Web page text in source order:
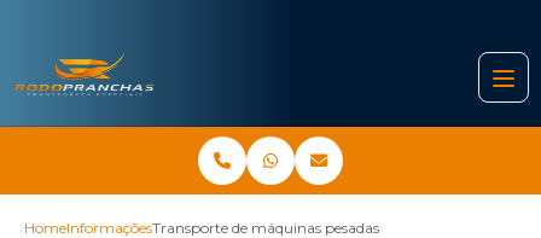
HomeInformaçõesTransporte de máquinas pesadas